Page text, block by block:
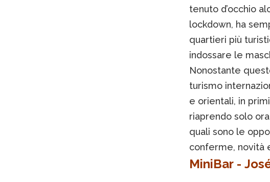
tenuto d’occhio
lockdown, ha
quartieri più
indossare le
Nonostante
turismo
e orientali, in
riaprendo solo
quali sono le
conferme, novità
MiniBar -